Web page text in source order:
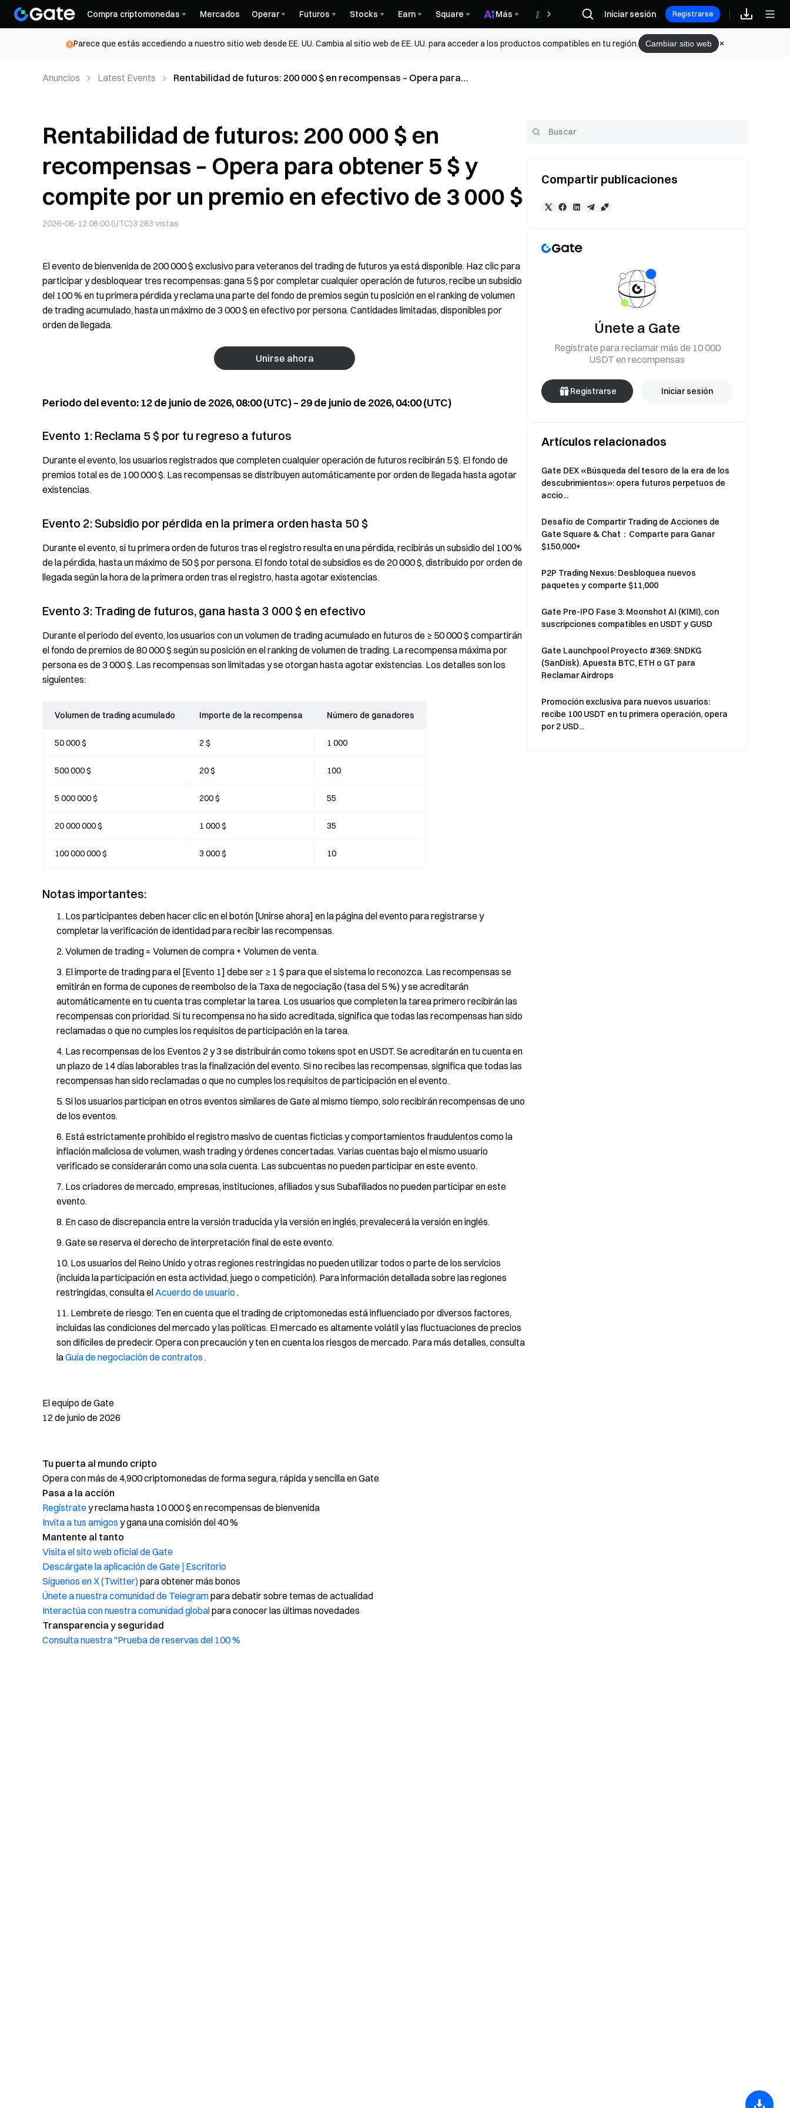
Compra criptomonedas Mercados Operar Futuros Stocks Earn Square Más Recompensas
Iniciar sesión Registrarse
Parece que estás accediendo a nuestro sitio web desde EE. UU. Cambia al sitio web de EE. UU. para acceder a los productos compatibles en tu región. Cambiar sitio web
Anuncios Latest Events
Rentabilidad de futuros: 200 000 $ en recompensas – Opera para
Rentabilidad de futuros: 200 000 $ en
recompensas – Opera para obtener 5 $ y
compite por un premio en efectivo de 3 000 $
2026-06-12 08:00 (UTC)3 283 vistas
El evento de bienvenida de 200 000 $ exclusivo para veteranos del trading de futuros ya está disponible. Haz clic para
participar y desbloquear tres recompensas: gana 5 $ por completar cualquier operación de futuros, recibe un subsidio
del 100 % en tu primera pérdida y reclama una parte del fondo de premios según tu posición en el ranking de volumen
de trading acumulado, hasta un máximo de 3 000 $ en efectivo por persona. Cantidades limitadas, disponibles por
orden de llegada.
Unirse ahora
Periodo del evento: 12 de junio de 2026, 08:00 (UTC) – 29 de junio de 2026, 04:00 (UTC)
Evento 1: Reclama 5 $ por tu regreso a futuros
Durante el evento, los usuarios registrados que completen cualquier operación de futuros recibirán 5 $. El fondo de
premios total es de 100 000 $. Las recompensas se distribuyen automáticamente por orden de llegada hasta agotar
existencias.
Evento 2: Subsidio por pérdida en la primera orden hasta 50 $
Durante el evento, si tu primera orden de futuros tras el registro resulta en una pérdida, recibirás un subsidio del 100 %
de la pérdida, hasta un máximo de 50 $ por persona. El fondo total de subsidios es de 20 000 $, distribuido por orden de
llegada según la hora de la primera orden tras el registro, hasta agotar existencias.
Evento 3: Trading de futuros, gana hasta 3 000 $ en efectivo
Durante el periodo del evento, los usuarios con un volumen de trading acumulado en futuros de ≥ 50 000 $ compartirán
el fondo de premios de 80 000 $ según su posición en el ranking de volumen de trading. La recompensa máxima por
persona es de 3 000 $. Las recompensas son limitadas y se otorgan hasta agotar existencias. Los detalles son los
siguientes:
Volumen de trading acumulado Importe de la recompensa Número de ganadores
50 000 $ 2 $ 1 000
500 000 $ 20 $ 100
5 000 000 $ 200 $ 55
20 000 000 $ 1 000 $ 35
100 000 000 $ 3 000 $ 10
Notas importantes:
Los participantes deben hacer clic en el botón [Unirse ahora] en la página del evento para registrarse y
completar la verificación de identidad para recibir las recompensas.
Volumen de trading = Volumen de compra + Volumen de venta.
El importe de trading para el [Evento 1] debe ser ≥ 1 $ para que el sistema lo reconozca. Las recompensas se
emitirán en forma de cupones de reembolso de la Taxa de negociação (tasa del 5 %) y se acreditarán
automáticamente en tu cuenta tras completar la tarea. Los usuarios que completen la tarea primero recibirán las
recompensas con prioridad. Si tu recompensa no ha sido acreditada, significa que todas las recompensas han sido
reclamadas o que no cumples los requisitos de participación en la tarea.
Las recompensas de los Eventos 2 y 3 se distribuirán como tokens spot en USDT. Se acreditarán en tu cuenta en
un plazo de 14 días laborables tras la finalización del evento. Si no recibes las recompensas, significa que todas las
recompensas han sido reclamadas o que no cumples los requisitos de participación en el evento.
Si los usuarios participan en otros eventos similares de Gate al mismo tiempo, solo recibirán recompensas de uno
de los eventos.
Está estrictamente prohibido el registro masivo de cuentas ficticias y comportamientos fraudulentos como la
inflación maliciosa de volumen, wash trading y órdenes concertadas. Varias cuentas bajo el mismo usuario
verificado se considerarán como una sola cuenta. Las subcuentas no pueden participar en este evento.
Los criadores de mercado, empresas, instituciones, afiliados y sus Subafiliados no pueden participar en este
evento.
En caso de discrepancia entre la versión traducida y la versión en inglés, prevalecerá la versión en inglés.
Gate se reserva el derecho de interpretación final de este evento.
Los usuarios del Reino Unido y otras regiones restringidas no pueden utilizar todos o parte de los servicios
(incluida la participación en esta actividad, juego o competición). Para información detallada sobre las regiones
restringidas, consulta elAcuerdo de usuario .
Lembrete de riesgo: Ten en cuenta que el trading de criptomonedas está influenciado por diversos factores,
incluidas las condiciones del mercado y las políticas. El mercado es altamente volátil y las fluctuaciones de precios
son difíciles de predecir. Opera con precaución y ten en cuenta los riesgos de mercado. Para más detalles, consulta
laGuía de negociación de contratos .
El equipo de Gate
12 de junio de 2026
Tu puerta al mundo cripto
Opera con más de 4,900 criptomonedas de forma segura, rápida y sencilla en Gate
Pasa a la acción
Regístratey reclama hasta 10 000 $ en recompensas de bienvenida
Invita a tus amigos y gana una comisión del 40 %
Mantente al tanto
Visita el sito web oficial de Gate
Descárgate la aplicación de Gate | Escritorio
Síguenos en X (Twitter)para obtener más bonos
Únete a nuestra comunidad de Telegrampara debatir sobre temas de actualidad
Interactúa con nuestra comunidad globalpara conocer las últimas novedades
Transparencia y seguridad
Consulta nuestra "Prueba de reservas del 100 %
Compartir publicaciones
Únete a Gate
Regístrate para reclamar más de 10 000
USDT en recompensas
Registrarse Iniciar sesión
Artículos relacionados
Gate DEX «Búsqueda del tesoro de la era de los
descubrimientos»: opera futuros perpetuos de
accio...
Desafío de Compartir Trading de Acciones de
Gate Square & Chat：Comparte para Ganar
$150,000+
P2P Trading Nexus: Desbloquea nuevos
paquetes y comparte $11,000
Gate Pre-IPO Fase 3: Moonshot AI (KIMI), con
suscripciones compatibles en USDT y GUSD
Gate Launchpool Proyecto #369: SNDKG
(SanDisk). Apuesta BTC, ETH o GT para
Reclamar Airdrops
Promoción exclusiva para nuevos usuarios:
recibe 100 USDT en tu primera operación, opera
por 2 USD...